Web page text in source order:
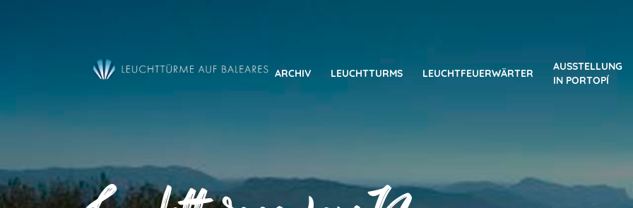
ARCHIV LEUCHTTURMS LEUCHTFEUERWÄRTER
AUSSTELLUNG
IN PORTOPÍ